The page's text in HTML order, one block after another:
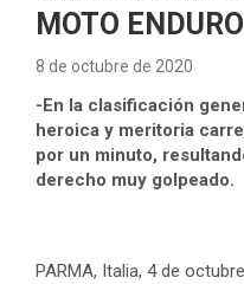
MOTO ENDURO
8 de octubre de 2020
-En la clasificación
heroica y meritoria
por un minuto,
derecho muy golpeado.
PARMA, Italia, 4 de